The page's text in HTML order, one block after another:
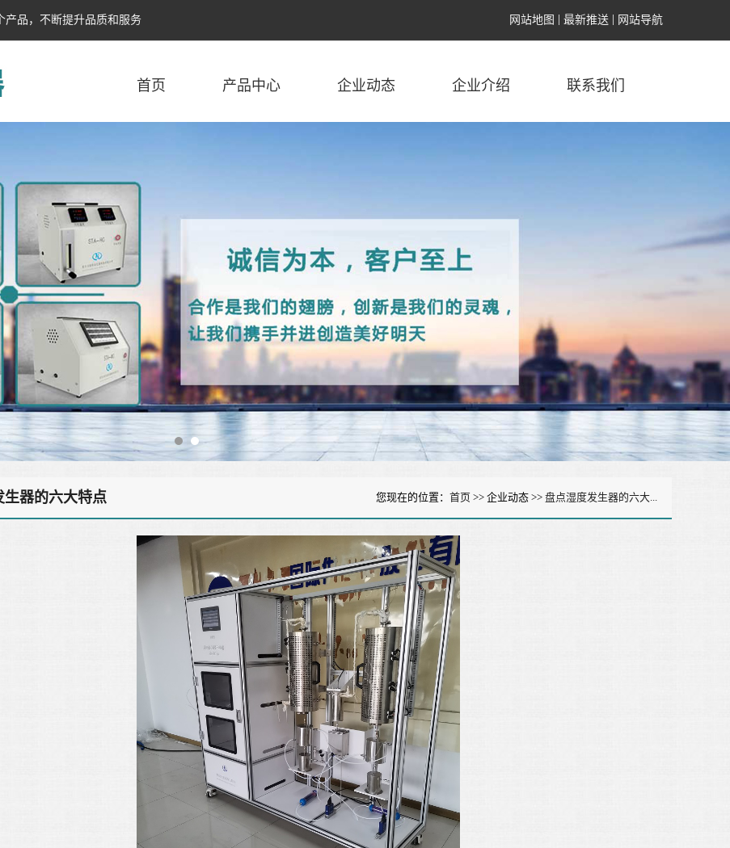
产品，不断提升品质和服务 网站地图 最新推送 网站导航
首页 产品中心 企业动态 企业介绍 联系我们
生器的六大特点 您现在的位置： 首页 >> 企业动态 >> 盘点湿度发生器的六大...